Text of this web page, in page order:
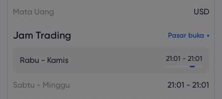
Mata Uang USD
Jam Trading Pasar buka
Rabu - Kamis 21:01 - 21:01
Sabtu - Minggu 21:01 - 21:01